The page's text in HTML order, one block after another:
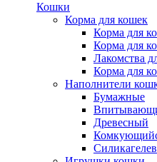
Кошки
Корма для кошек
Корма для
Корма для
Лакомства
Корма для
Наполнители
Бумажные
Древесный